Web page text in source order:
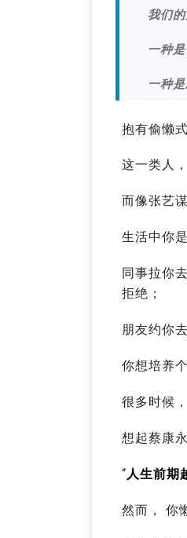
我们
一种
一种
抱有偷懒
这一类人
而像张艺
生活中你
同事拉你
拒绝；
朋友约你
你想培养
很多时候
想起蔡康
“人生前期
然而， 你